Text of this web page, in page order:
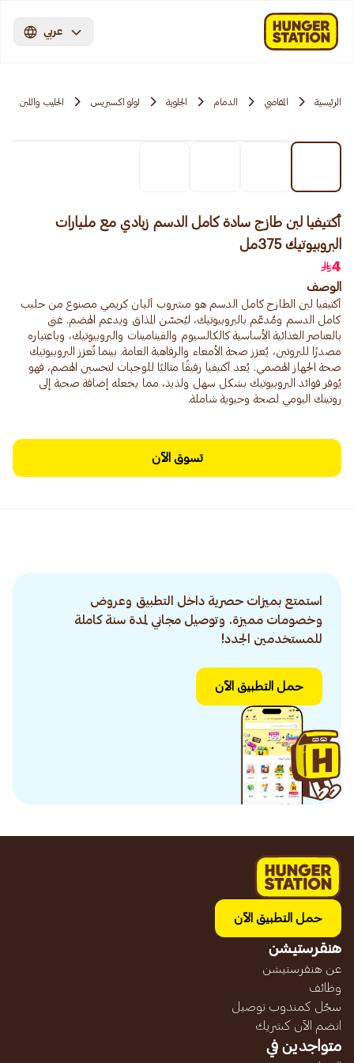
عربي
الرئيسية المقاضي الدمام الجلوية لولو اكسبريس الحليب واللبن
أكتيفيا لبن طازج سادة كامل الدسم زبادي مع مليارات
البروبيوتيك 375مل
4
الوصف
أكتيفيا لبن الطازج كامل الدسم هو مشروب ألبان كريمي مصنوع من حليب
كامل الدسم ومُدعّم بالبروبيوتيك، ليُحسّن المذاق ويدعم الهضم. غني
بالعناصر الغذائية الأساسية كالكالسيوم والفيتامينات والبروبيوتيك، وباعتباره
مصدرًا للبروتين، يُعزز صحة الأمعاء والرفاهية العامة. بينما تُعزز البروبيوتيك
صحة الجهاز الهضمي. يُعد أكتيفيا رفيقًا مثاليًا للوجبات لتحسين الهضم، فهو
يُوفر فوائد البروبيوتيك بشكل سهل ولذيذ، مما يجعله إضافة صحية إلى
روتينك اليومي لصحة وحيوية شاملة.
تسوق الآن
استمتع بميزات حصرية داخل التطبيق وعروض
وخصومات مميزة. وتوصيل مجاني لمدة سنة كاملة
للمستخدمين الجدد!
حمل التطبيق الآن
حمل التطبيق الآن
هنقرستيشن
عن هنقرستيشن
وظائف
سجّل كمندوب توصيل
انضم الآن كشريك
متواجدين في